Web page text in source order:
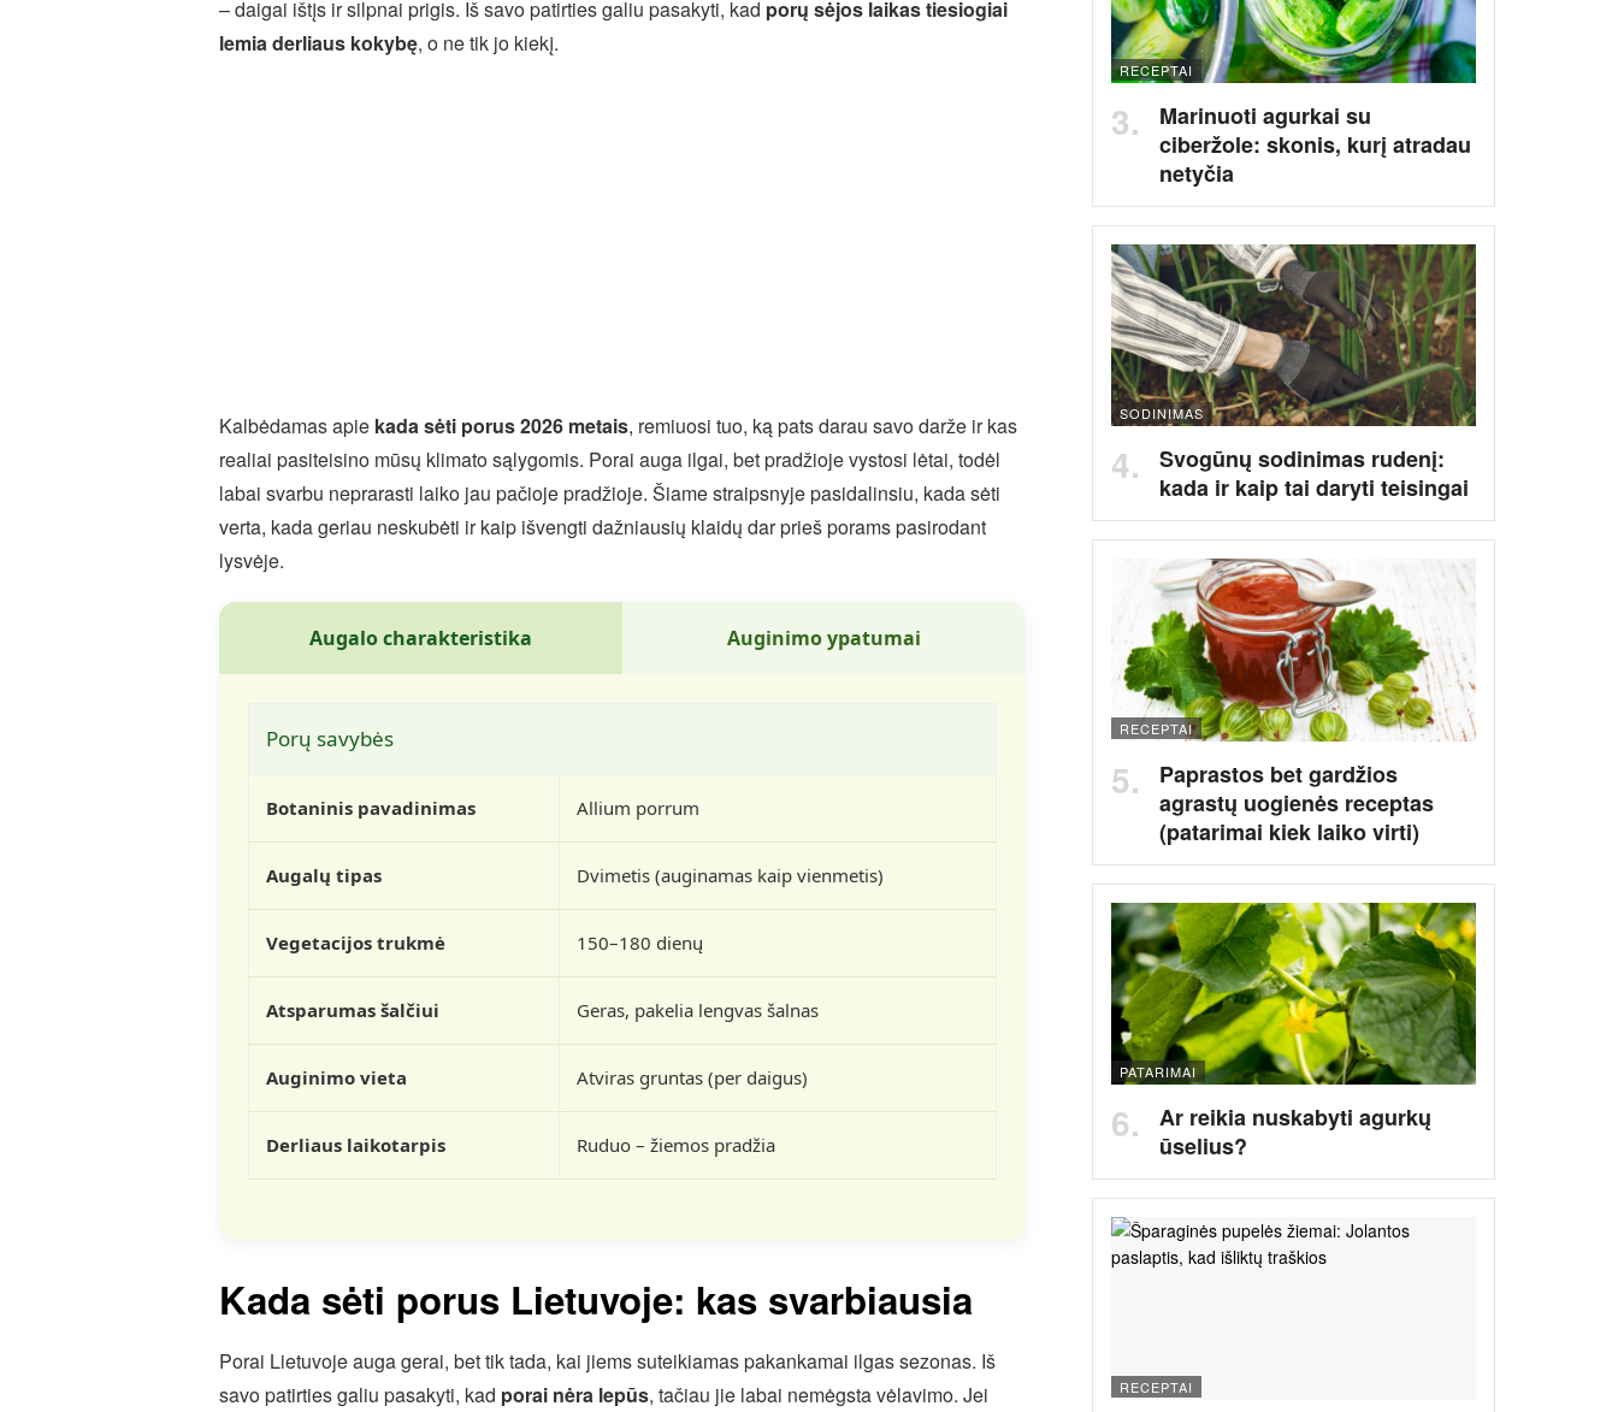
– daigai ištįs ir silpnai prigis. Iš savo patirties galiu pasakyti, kad porų sėjos laikas tiesiogiai
lemia derliaus kokybę, o ne tik jo kiekį.
Kalbėdamas apie kada sėti porus 2026 metais, remiuosi tuo, ką pats darau savo darže ir kas
realiai pasiteisino mūsų klimato sąlygomis. Porai auga ilgai, bet pradžioje vystosi lėtai, todėl
labai svarbu neprarasti laiko jau pačioje pradžioje. Šiame straipsnyje pasidalinsiu, kada sėti
verta, kada geriau neskubėti ir kaip išvengti dažniausių klaidų dar prieš porams pasirodant
lysvėje.
Augalo charakteristika Auginimo ypatumai
Porų savybės
Botaninis pavadinimas Allium porrum
Augalų tipas Dvimetis (auginamas kaip vienmetis)
Vegetacijos trukmė 150–180 dienų
Atsparumas šalčiui Geras, pakelia lengvas šalnas
Auginimo vieta Atviras gruntas (per daigus)
Derliaus laikotarpis Ruduo – žiemos pradžia
Kada sėti porus Lietuvoje: kas svarbiausia
Porai Lietuvoje auga gerai, bet tik tada, kai jiems suteikiamas pakankamai ilgas sezonas. Iš
savo patirties galiu pasakyti, kad porai nėra lepūs, tačiau jie labai nemėgsta vėlavimo. Jei
RECEPTAI
Marinuoti agurkai su
ciberžole: skonis, kurį atradau
netyčia
SODINIMAS
Svogūnų sodinimas rudenį:
kada ir kaip tai daryti teisingai
RECEPTAI
Paprastos bet gardžios
agrastų uogienės receptas
(patarimai kiek laiko virti)
PATARIMAI
Ar reikia nuskabyti agurkų
ūselius?
RECEPTAI